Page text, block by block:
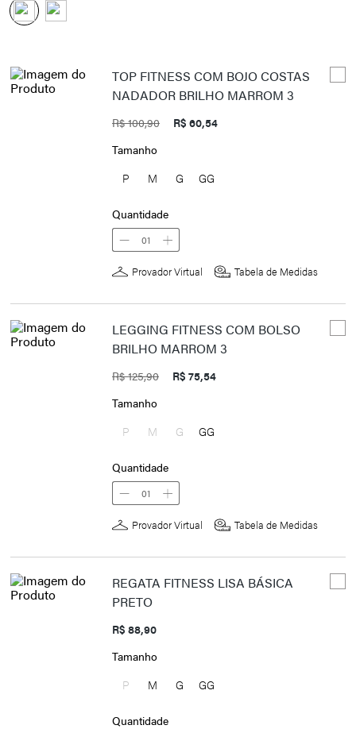
TOP FITNESS COM BOJO COSTAS
NADADOR BRILHO MARROM 3
R$ 100,90
R$ 60,54
Tamanho
P
M G GG
Quantidade
01
Provador Virtual Tabela de Medidas
LEGGING FITNESS COM BOLSO
BRILHO MARROM 3
R$ 125,90
R$ 75,54
Tamanho
P
M G GG
Quantidade
01
Provador Virtual Tabela de Medidas
REGATA FITNESS LISA BÁSICA
PRETO
R$ 88,90
Tamanho
P
M G GG
Quantidade